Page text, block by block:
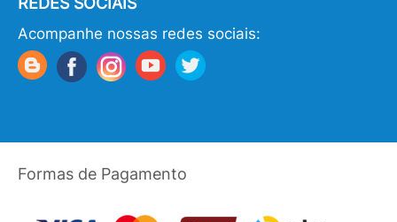
Acompanhe nossas redes sociais:
Formas de Pagamento